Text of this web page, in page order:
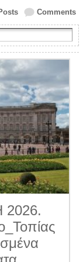
Comments